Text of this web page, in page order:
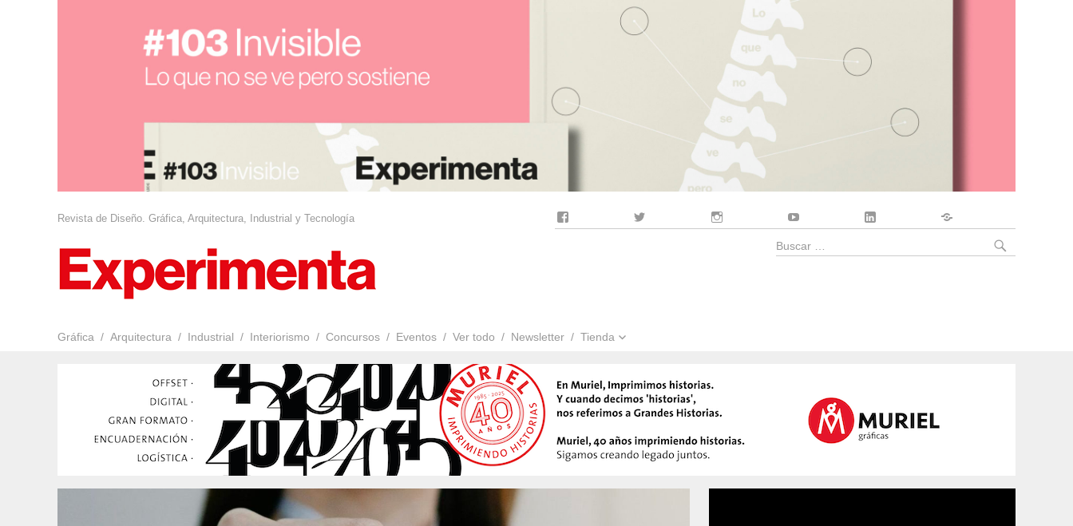
Revista de Diseño. Gráfica, Arquitectura, Industrial y Tecnología
Gráfica Arquitectura Industrial Interiorismo Concursos Eventos Ver todo Newsletter Tienda
Buscar